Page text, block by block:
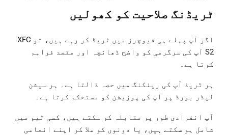
ٹریڈنگ صلاحیت کو کھولیں
اگر آپ پہلے ہی فیوچرز میں ٹریڈ کر رہے ہیں، تو XFC
S2 آپ کی سرگرمی کو واضح ڈھانچہ اور مقصد فراہم
کرتا ہے۔
ہر ٹریڈ آپ کی رینکنگ میں حصہ ڈالتا ہے۔ ہر سیشن
لیڈر بورڈ پر آپ کی پوزیشن کو مستحکم کرتا ہے۔
آپ انفرادی طور پر مقابلہ کر سکتے ہیں، کسی ٹیم میں
شامل ہو سکتے ہیں، یا دونوں کو ملا کر اپنے انعامی